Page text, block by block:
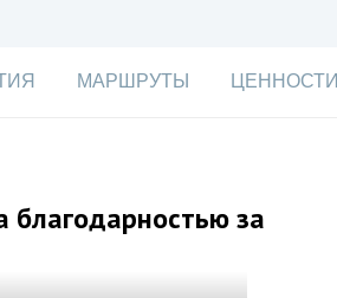
МАРШРУТЫ ЦЕННОСТИ
благодарностью за